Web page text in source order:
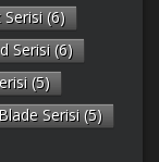
Serisi (6)
Serisi (6)
(5)
Serisi (5)